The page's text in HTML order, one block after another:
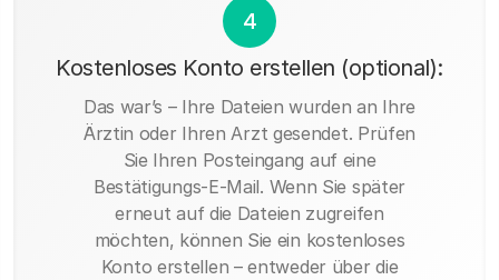
4
Kostenloses Konto erstellen (optional):
Das war’s – Ihre Dateien wurden an Ihre
Ärztin oder Ihren Arzt gesendet. Prüfen
Sie Ihren Posteingang auf eine
Bestätigungs-E-Mail. Wenn Sie später
erneut auf die Dateien zugreifen
möchten, können Sie ein kostenloses
Konto erstellen – entweder über die